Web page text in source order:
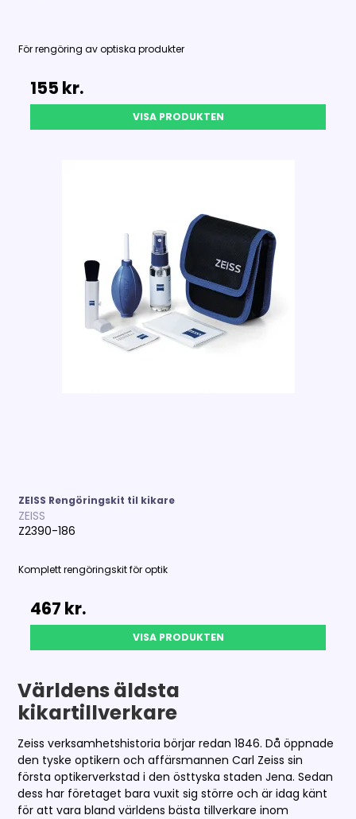
För rengöring av optiska produkter
155 kr.
VISA PRODUKTEN
ZEISS Rengöringskit til kikare
ZEISS
Z2390-186
Komplett rengöringskit för optik
467 kr.
VISA PRODUKTEN
Världens äldsta
kikartillverkare
Zeiss verksamhetshistoria börjar redan 1846. Då öppnade
den tyske optikern och affärsmannen Carl Zeiss sin
första optikerverkstad i den östtyska staden Jena. Sedan
dess har företaget bara vuxit sig större och är idag känt
för att vara bland världens bästa tillverkare inom